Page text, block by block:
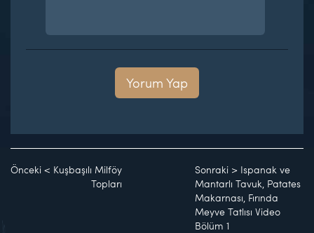
Yorum Yap
Önceki < Kuşbaşılı Milföy
Topları
Sonraki > Ispanak ve
Mantarlı Tavuk, Patates
Makarnası, Fırında
Meyve Tatlısı Video
Bölüm 1